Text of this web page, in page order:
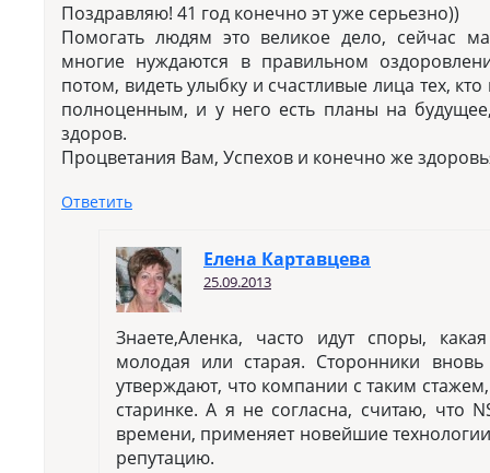
Поздравляю! 41 год конечно эт уже серьезно))
Помогать людям это великое дело, сейчас
многие нуждаются в правильном
потом, видеть улыбку и счастливые лица тех,
полноценным, и у него есть планы на
здоров.
Процветания Вам, Успехов и конечно же
Ответить
Елена Картавцева
25.09.2013
Знаете,Аленка, часто идут споры,
молодая или старая. Сторонники
утверждают, что компании с таким
старинке. А я не согласна, считаю, что
времени, применяет новейшие
репутацию.